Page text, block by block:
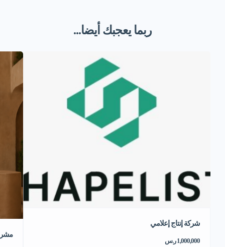
ربما يعجبك أيضا...
شركة إنتاج إعلامي
1,000,000 ر.س